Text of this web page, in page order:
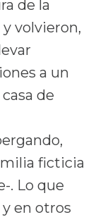
de la
volvieron,
a un
de
ficticia
. Lo que
en otros